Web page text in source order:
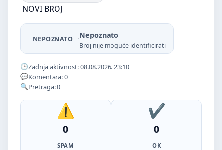
NOVI BROJ
NEPOZNATO ·Nepoznato
Broj nije moguće identificirati
Zadnja aktivnost: 08.08.2026. 23:10
Komentara: 0
Pretraga: 0
0
SPAM
0
OK